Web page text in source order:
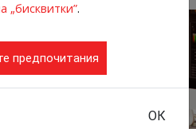
„бисквитки”.
предпочитания
ОК